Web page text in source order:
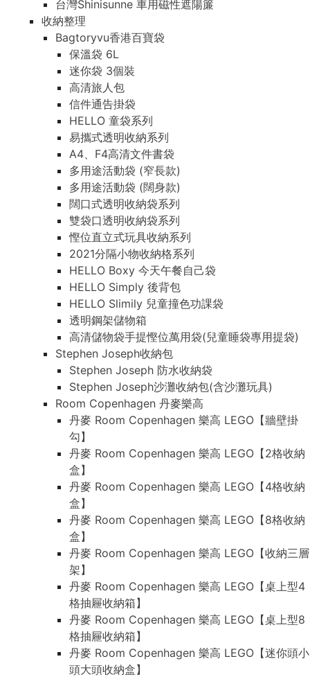
台灣Shinisunne 車用磁性遮陽簾
收納整理
Bagtoryvu香港百寶袋
保溫袋 6L
迷你袋 3個裝
高清旅人包
信件通告掛袋
HELLO 童袋系列
易攜式透明收納系列
A4、F4高清文件書袋
多用途活動袋 (窄長款)
多用途活動袋 (闊身款)
闊口式透明收納袋系列
雙袋口透明收納袋系列
慳位直立式玩具收納系列
2021分隔小物收納格系列
HELLO Boxy 今天午餐自己袋
HELLO Simply 後背包
HELLO Slimily 兒童撞色功課袋
透明鋼架儲物箱
高清儲物袋手提慳位萬用袋(兒童睡袋專用提袋)
Stephen Joseph收納包
Stephen Joseph 防水收納袋
Stephen Joseph沙灘收納包(含沙灘玩具)
Room Copenhagen 丹麥樂高
丹麥 Room Copenhagen 樂高 LEGO【牆壁掛
勾】
丹麥 Room Copenhagen 樂高 LEGO【2格收納
盒】
丹麥 Room Copenhagen 樂高 LEGO【4格收納
盒】
丹麥 Room Copenhagen 樂高 LEGO【8格收納
盒】
丹麥 Room Copenhagen 樂高 LEGO【收納三層
架】
丹麥 Room Copenhagen 樂高 LEGO【桌上型4
格抽屜收納箱】
丹麥 Room Copenhagen 樂高 LEGO【桌上型8
格抽屜收納箱】
丹麥 Room Copenhagen 樂高 LEGO【迷你頭小
頭大頭收納盒】